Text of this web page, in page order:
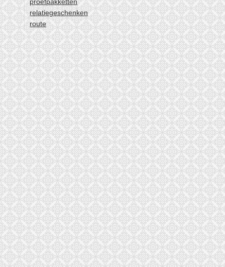
proefpakketten
relatiegeschenken
route